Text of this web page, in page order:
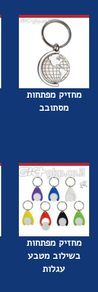
מחזיק מפתחות
מסתובב
מחזיק מפתחות
בשילוב מטבע
עגלות